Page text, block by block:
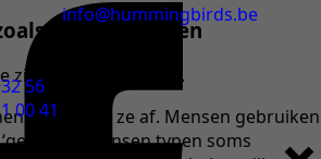
mensen praten
zinnen. Mensen niet.
en breken ze af. Mensen gebruiken
‘gewoon’. Mensen typen soms
info@hummingbirds.be
56
00 41